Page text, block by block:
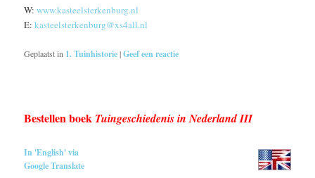
W:www.kasteelsterkenburg.nl
E:kasteelsterkenburg@xs4all.nl
Geplaatst in 1. Tuinhistorie|Geef een reactie
Bestellen boek Tuingeschiedenis in Nederland III
In 'English' via
Google Translate